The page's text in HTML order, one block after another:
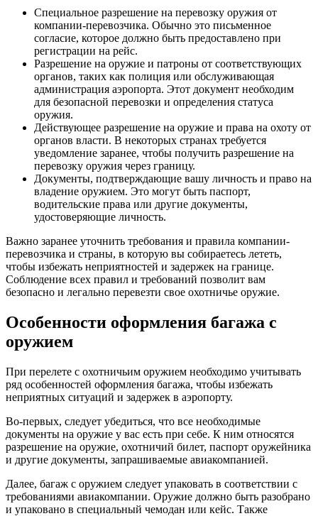
Специальное разрешение на перевозку оружия от
компании-перевозчика. Обычно это письменное
согласие, которое должно быть предоставлено при
регистрации на рейс.
Разрешение на оружие и патроны от соответствующих
органов, таких как полиция или обслуживающая
администрация аэропорта. Этот документ необходим
для безопасной перевозки и определения статуса
оружия.
Действующее разрешение на оружие и права на охоту от
органов власти. В некоторых странах требуется
уведомление заранее, чтобы получить разрешение на
перевозку оружия через границу.
Документы, подтверждающие вашу личность и право на
владение оружием. Это могут быть паспорт,
водительские права или другие документы,
удостоверяющие личность.
Важно заранее уточнить требования и правила компании-
перевозчика и страны, в которую вы собираетесь лететь,
чтобы избежать неприятностей и задержек на границе.
Соблюдение всех правил и требований позволит вам
безопасно и легально перевезти свое охотничье оружие.
Особенности оформления багажа с
оружием
При перелете с охотничьим оружием необходимо учитывать
ряд особенностей оформления багажа, чтобы избежать
неприятных ситуаций и задержек в аэропорту.
Во-первых, следует убедиться, что все необходимые
документы на оружие у вас есть при себе. К ним относятся
разрешение на оружие, охотничий билет, паспорт оружейника
и другие документы, запрашиваемые авиакомпанией.
Далее, багаж с оружием следует упаковать в соответствии с
требованиями авиакомпании. Оружие должно быть разобрано
и упаковано в специальный чемодан или кейс. Также